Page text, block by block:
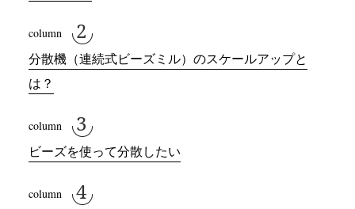
分散機（連続式ビーズミル）のスケールアップと
は？
ビーズを使って分散したい